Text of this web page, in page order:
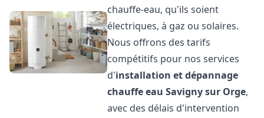
chauffe-eau, qu'ils soient
électriques, à gaz ou solaires.
Nous offrons des tarifs
compétitifs pour nos services
d'installation et dépannage
chauffe eau Savigny sur Orge,
avec des délais d'intervention